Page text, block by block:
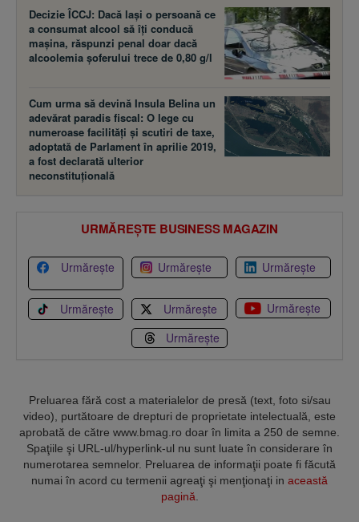
Decizie ÎCCJ: Dacă laşi o persoană ce
a consumat alcool să îţi conducă
maşina, răspunzi penal doar dacă
alcoolemia şoferului trece de 0,80 g/l
Cum urma să devină Insula Belina un
adevărat paradis fiscal: O lege cu
numeroase facilităţi şi scutiri de taxe,
adoptată de Parlament în aprilie 2019,
a fost declarată ulterior
neconstituţională
URMĂREȘTE BUSINESS MAGAZIN
Urmărește Urmărește Urmărește
Urmărește Urmărește
Urmărește
Urmărește
Preluarea fără cost a materialelor de presă (text, foto si/sau
video), purtătoare de drepturi de proprietate intelectuală, este
aprobată de către www.bmag.ro doar în limita a 250 de semne.
Spaţiile şi URL-ul/hyperlink-ul nu sunt luate în considerare în
numerotarea semnelor. Preluarea de informaţii poate fi făcută
numai în acord cu termenii agreaţi şi menţionaţi in această
pagină